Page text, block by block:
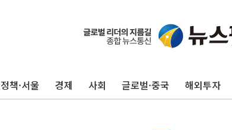
정책·서울 경제 사회 글로벌·중국 해외투자
피치 "韓 코
법원, 한미
롯데백화점
[AI 카드뉴스